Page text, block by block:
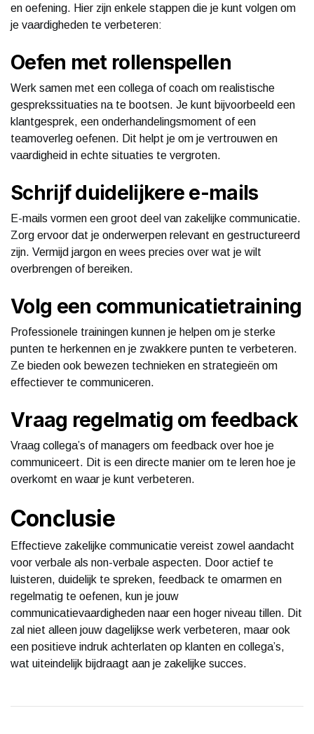
en oefening. Hier zijn enkele stappen die je kunt volgen om
je vaardigheden te verbeteren:
Oefen met rollenspellen
Werk samen met een collega of coach om realistische
gesprekssituaties na te bootsen. Je kunt bijvoorbeeld een
klantgesprek, een onderhandelingsmoment of een
teamoverleg oefenen. Dit helpt je om je vertrouwen en
vaardigheid in echte situaties te vergroten.
Schrijf duidelijkere e-mails
E-mails vormen een groot deel van zakelijke communicatie.
Zorg ervoor dat je onderwerpen relevant en gestructureerd
zijn. Vermijd jargon en wees precies over wat je wilt
overbrengen of bereiken.
Volg een communicatietraining
Professionele trainingen kunnen je helpen om je sterke
punten te herkennen en je zwakkere punten te verbeteren.
Ze bieden ook bewezen technieken en strategieën om
effectiever te communiceren.
Vraag regelmatig om feedback
Vraag collega’s of managers om feedback over hoe je
communiceert. Dit is een directe manier om te leren hoe je
overkomt en waar je kunt verbeteren.
Conclusie
Effectieve zakelijke communicatie vereist zowel aandacht
voor verbale als non-verbale aspecten. Door actief te
luisteren, duidelijk te spreken, feedback te omarmen en
regelmatig te oefenen, kun je jouw
communicatievaardigheden naar een hoger niveau tillen. Dit
zal niet alleen jouw dagelijkse werk verbeteren, maar ook
een positieve indruk achterlaten op klanten en collega’s,
wat uiteindelijk bijdraagt aan je zakelijke succes.